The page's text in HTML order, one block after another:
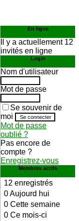
En ligne
Il y a actuellement 12
invités en ligne
Login
Nom d'utilisateur
Mot de passe
Se souvenir de
moi
Mot de passe
oublié ?
Pas encore de
compte ?
Enregistrez-vous
Membres actifs
12 enregistrés
0 Aujourd hui
0 Cette semaine
0 Ce mois-ci